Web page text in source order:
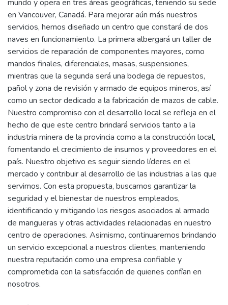
Contamos con una amplia infraestructura de soporte de
productos y capacidades de servicio inigualables, brindando
soluciones que permiten a nuestros clientes obtener los
costos más bajos de propiedad y operación de equipos, al
tiempo que maximizan el tiempo de actividad. Nuestra
empresa emplea a más de 12,000 personas en todo el
mundo y opera en tres áreas geográficas, teniendo su sede
en Vancouver, Canadá. Para mejorar aún más nuestros
servicios, hemos diseñado un centro que constará de dos
naves en funcionamiento. La primera albergará un taller de
servicios de reparación de componentes mayores, como
mandos finales, diferenciales, masas, suspensiones,
mientras que la segunda será una bodega de repuestos,
pañol y zona de revisión y armado de equipos mineros, así
como un sector dedicado a la fabricación de mazos de cable.
Nuestro compromiso con el desarrollo local se refleja en el
hecho de que este centro brindará servicios tanto a la
industria minera de la provincia como a la construcción local,
fomentando el crecimiento de insumos y proveedores en el
país. Nuestro objetivo es seguir siendo líderes en el
mercado y contribuir al desarrollo de las industrias a las que
servimos. Con esta propuesta, buscamos garantizar la
seguridad y el bienestar de nuestros empleados,
identificando y mitigando los riesgos asociados al armado